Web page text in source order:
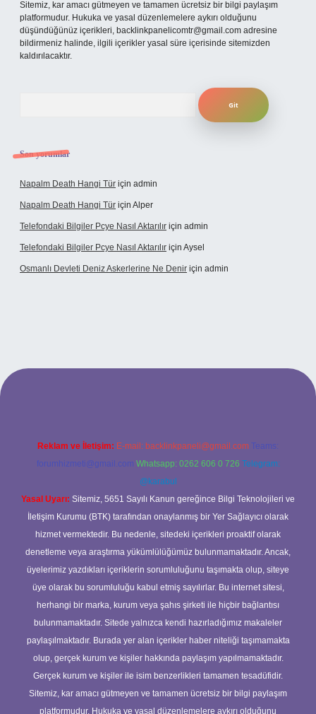
Sitemiz, kar amacı gütmeyen ve tamamen ücretsiz bir bilgi paylaşım
platformudur. Hukuka ve yasal düzenlemelere aykırı olduğunu
düşündüğünüz içerikleri, backlinkpanelicomtr@gmail.com adresine
bildirmeniz halinde, ilgili içerikler yasal süre içerisinde sitemizden
kaldırılacaktır.
Son yorumlar
Napalm Death Hangi Tür için admin
Napalm Death Hangi Tür için Alper
Telefondaki Bilgiler Pcye Nasıl Aktarılır için admin
Telefondaki Bilgiler Pcye Nasıl Aktarılır için Aysel
Osmanlı Devleti Deniz Askerlerine Ne Denir için admin
giriş
Reklam ve İletişim: E-mail: backlinkpaneli@gmail.com Teams:
forumhizmeti@gmail.com Whatsapp: 0262 606 0 726 Telegram:
@karabul
Yasal Uyarı: Sitemiz, 5651 Sayılı Kanun gereğince Bilgi Teknolojileri ve
İletişim Kurumu (BTK) tarafından onaylanmış bir Yer Sağlayıcı olarak
hizmet vermektedir. Bu nedenle, sitedeki içerikleri proaktif olarak
denetleme veya araştırma yükümlülüğümüz bulunmamaktadır. Ancak,
üyelerimiz yazdıkları içeriklerin sorumluluğunu taşımakta olup, siteye
üye olarak bu sorumluluğu kabul etmiş sayılırlar. Bu internet sitesi,
herhangi bir marka, kurum veya şahıs şirketi ile hiçbir bağlantısı
bulunmamaktadır. Sitede yalnızca kendi hazırladığımız makaleler
paylaşılmaktadır. Burada yer alan içerikler haber niteliği taşımamakta
olup, gerçek kurum ve kişiler hakkında paylaşım yapılmamaktadır.
Gerçek kurum ve kişiler ile isim benzerlikleri tamamen tesadüfidir.
Sitemiz, kar amacı gütmeyen ve tamamen ücretsiz bir bilgi paylaşım
platformudur. Hukuka ve yasal düzenlemelere aykırı olduğunu